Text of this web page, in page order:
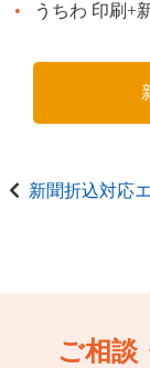
うちわ 印刷+
新聞折込対応
ご相談